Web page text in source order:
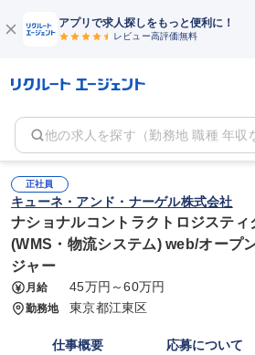
アプリで求人探しをもっと便利に！
レビュー高評価無料
他の求人を探す（勤務地 職種 年収
正社員
キューネ・アンド・ナーゲル株式会社
ナショナルコントラクトロジスティ
(WMS・物流システム) web/オープ
ジャー
月給 45万円～60万円
勤務地 東京都江東区
仕事概要 応募について